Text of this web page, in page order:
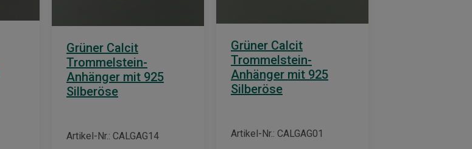
Grüner Calcit
Trommelstein-
Anhänger mit 925
Silberöse
Artikel-Nr.: CALGAG14
Grüner Calcit
Trommelstein-
Anhänger mit 925
Silberöse
Artikel-Nr.: CALGAG01